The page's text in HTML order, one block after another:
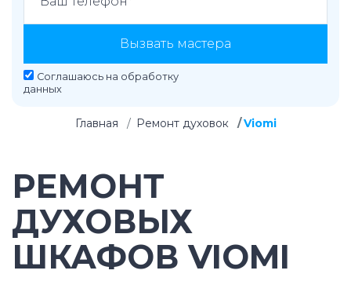
Вызвать мастера
Соглашаюсь на обработку
данных
Главная Ремонт духовок Viomi
РЕМОНТ
ДУХОВЫХ
ШКАФОВ VIOMI